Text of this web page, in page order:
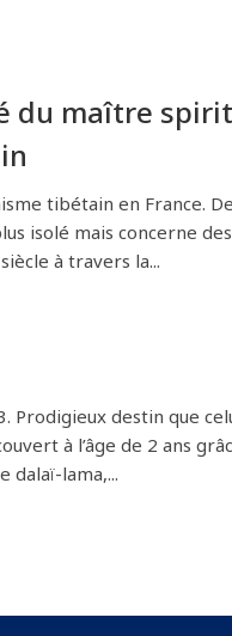
du maître
tibétain en France.
isolé mais concerne
à travers la...
Prodigieux destin que
à l’âge de 2 ans
dalaï-lama,...